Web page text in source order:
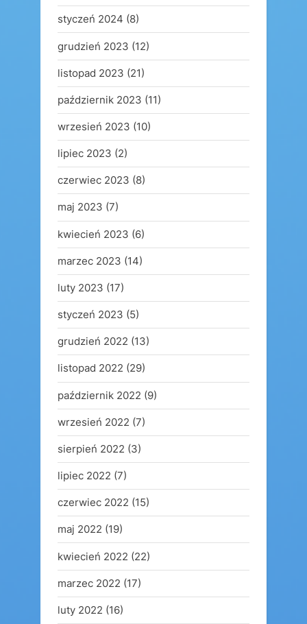
styczeń 2024 (8)
grudzień 2023 (12)
listopad 2023 (21)
październik 2023 (11)
wrzesień 2023 (10)
lipiec 2023 (2)
czerwiec 2023 (8)
maj 2023 (7)
kwiecień 2023 (6)
marzec 2023 (14)
luty 2023 (17)
styczeń 2023 (5)
grudzień 2022 (13)
listopad 2022 (29)
październik 2022 (9)
wrzesień 2022 (7)
sierpień 2022 (3)
lipiec 2022 (7)
czerwiec 2022 (15)
maj 2022 (19)
kwiecień 2022 (22)
marzec 2022 (17)
luty 2022 (16)